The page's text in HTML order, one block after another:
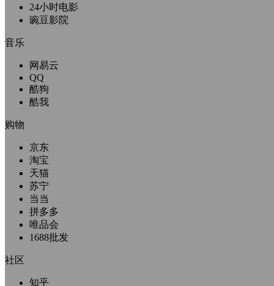
24小时电影
豌豆影院
音乐
网易云
QQ
酷狗
酷我
购物
京东
淘宝
天猫
苏宁
当当
拼多多
唯品会
1688批发
社区
知乎